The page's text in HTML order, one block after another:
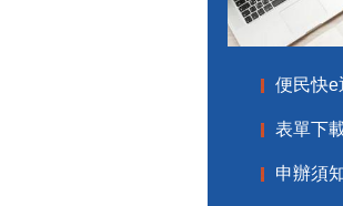
便民快e
表單下
申辦須